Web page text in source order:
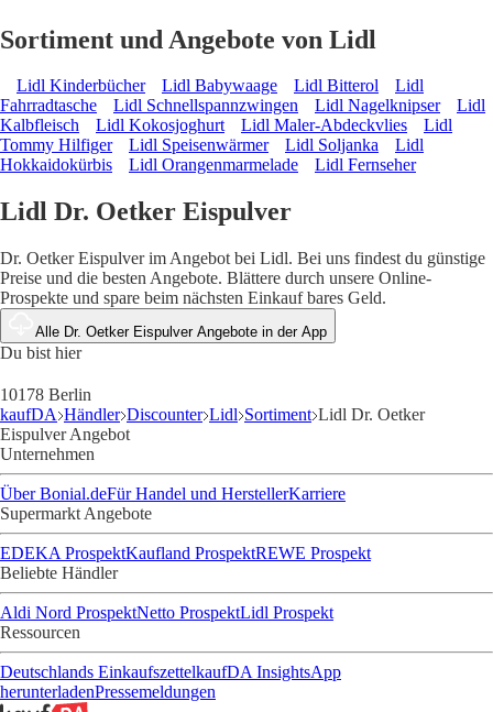
Sortiment und Angebote von Lidl
Lidl Kinderbücher Lidl Babywaage Lidl Bitterol
Lidl
Fahrradtasche
Lidl Schnellspannzwingen Lidl Nagelknipser
Lidl
Kalbfleisch
Lidl Kokosjoghurt Lidl Maler-Abdeckvlies
Lidl
Tommy Hilfiger
Lidl Speisenwärmer Lidl Soljanka
Lidl
Hokkaidokürbis
Lidl Orangenmarmelade Lidl Fernseher
Lidl Dr. Oetker Eispulver
Dr. Oetker Eispulver im Angebot bei Lidl. Bei uns findest du günstige
Preise und die besten Angebote. Blättere durch unsere Online-
Prospekte und spare beim nächsten Einkauf bares Geld.
Alle Dr. Oetker Eispulver Angebote in der App
Du bist hier
10178 Berlin
kaufDA Händler Discounter Lidl Sortiment Lidl Dr. Oetker
Eispulver Angebot
Unternehmen
Über Bonial.deFür Handel und HerstellerKarriere
Supermarkt Angebote
EDEKA ProspektKaufland ProspektREWE Prospekt
Beliebte Händler
Aldi Nord ProspektNetto ProspektLidl Prospekt
Ressourcen
Deutschlands EinkaufszettelkaufDA InsightsApp
herunterladenPressemeldungen